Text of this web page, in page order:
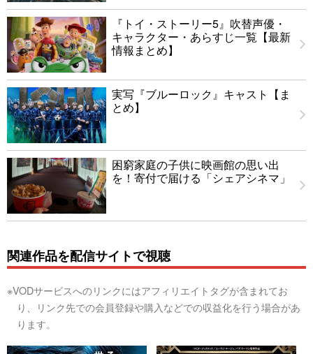
『トイ・ストーリー5』吹替声優・
キャラクター・あらすじ一覧【最新
情報まとめ】
実写『ブルーロック』キャスト【ま
とめ】
困窮家庭の子供に映画館の思い出
を！寄付で届ける「シェアシネマ」
関連作品を配信サイトで視聴
※VODサービスへのリンクにはアフィリエイトタグが含まれてお
り、リンク先での会員登録や購入などでの収益化を行う場合があ
ります。